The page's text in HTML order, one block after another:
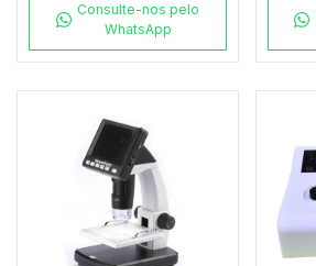
Consulte-nos pelo
WhatsApp